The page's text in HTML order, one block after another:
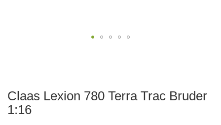
the
images
Claas Lexion 780 Terra Trac Bruder
1:16